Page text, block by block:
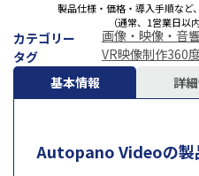
製品仕様・価格・導入手順など
（通常、1営業日以
カテゴリー 画像・映像・音
タグ
VR映像制作360
基本情報
詳
Autopano Videoの製